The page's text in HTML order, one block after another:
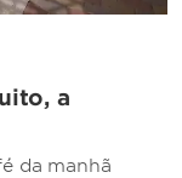
a
da manhã